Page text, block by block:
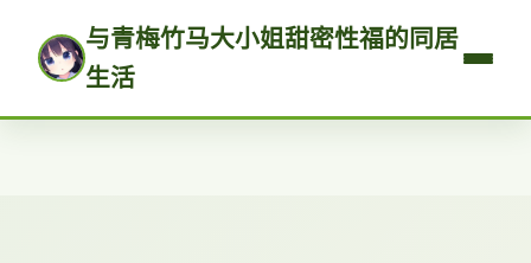
与青梅竹马大小姐甜密性福的同居
生活